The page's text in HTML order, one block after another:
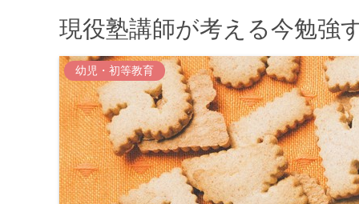
現役塾講師が考える今勉強
幼児・初等教育